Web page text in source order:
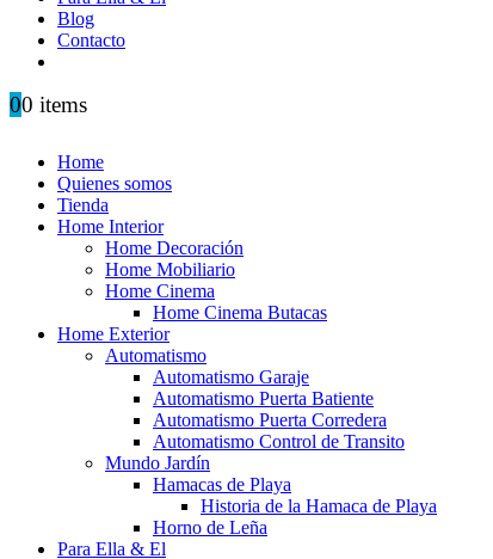
Blog
Contacto
00 items
Home
Quienes somos
Tienda
Home Interior
Home Decoración
Home Mobiliario
Home Cinema
Home Cinema Butacas
Home Exterior
Automatismo
Automatismo Garaje
Automatismo Puerta Batiente
Automatismo Puerta Corredera
Automatismo Control de Transito
Mundo Jardín
Hamacas de Playa
Historia de la Hamaca de Playa
Horno de Leña
Para Ella & El